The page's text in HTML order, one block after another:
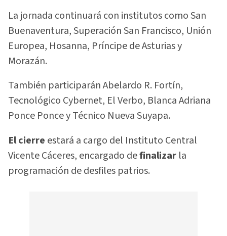
La jornada continuará con institutos como San
Buenaventura, Superación San Francisco, Unión
Europea, Hosanna, Príncipe de Asturias y
Morazán.
También participarán Abelardo R. Fortín,
Tecnológico Cybernet, El Verbo, Blanca Adriana
Ponce Ponce y Técnico Nueva Suyapa.
El cierre estará a cargo del Instituto Central
Vicente Cáceres, encargado definalizar la
programación de desfiles patrios.